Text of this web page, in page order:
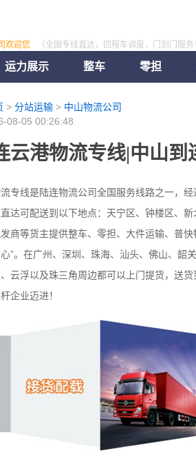
欢迎您 （全国专线直达，回程车调度，门到门服务
运力展示 整车 零担
> 分站运输> 中山物流公司
08-05 00:26:48
云港物流专线|中山到
专线是陆连物流公司全国服务线路之一，
达可配送到以下地点：天宁区、钟楼区、
商等货主提供整车、零担、大件运输、普
”。在广州、深圳、珠海、汕头、佛山、韶
云浮以及珠三角周边都可以上门提货，送
企业迈进！